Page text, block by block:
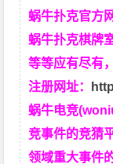
蜗牛扑克官方
蜗牛扑克棋牌
等等应有尽有，
注册网址：
蜗牛电竞
竞事件的竞猜
领域重大事件